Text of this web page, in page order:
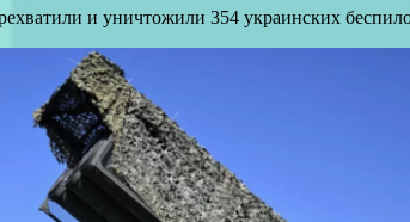
и уничтожили 354 украинских